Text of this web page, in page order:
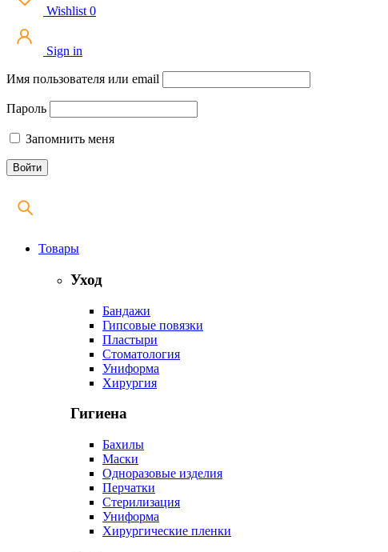
Wishlist 0
Sign in
Имя пользователя или email
Пароль
Запомнить меня
Товары
Уход
Бандажи
Гипсовые повязки
Пластыри
Стоматология
Униформа
Хирургия
Гигиена
Бахилы
Маски
Одноразовые изделия
Перчатки
Стерилизация
Униформа
Хирургические пленки